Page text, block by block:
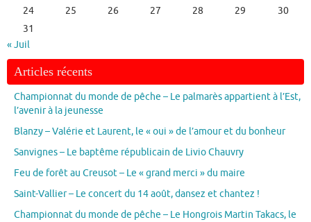
24
25 26 27 28 29
30
31
« Juil
Articles récents
Championnat du monde de pêche – Le palmarès appartient à l’Est,
l’avenir à la jeunesse
Blanzy – Valérie et Laurent, le « oui » de l’amour et du bonheur
Sanvignes – Le baptême républicain de Livio Chauvry
Feu de forêt au Creusot – Le « grand merci » du maire
Saint-Vallier – Le concert du 14 août, dansez et chantez !
Championnat du monde de pêche – Le Hongrois Martin Takacs, le